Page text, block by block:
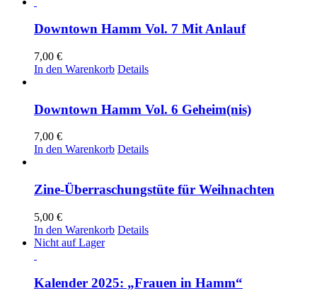
Downtown Hamm Vol. 7 Mit Anlauf
7,00 €
In den Warenkorb Details
Downtown Hamm Vol. 6 Geheim(nis)
7,00 €
In den Warenkorb Details
Zine-Überraschungstüte für Weihnachten
5,00 €
In den Warenkorb Details
Nicht auf Lager
Kalender 2025: „Frauen in Hamm“